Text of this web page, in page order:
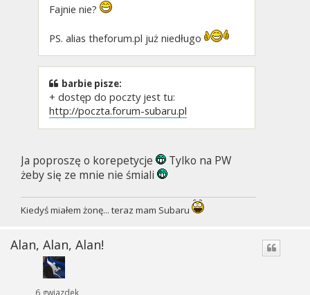
Fajnie nie?
PS. alias theforum.pl już niedługo
barbie pisze:
+ dostęp do poczty jest tu:
http://poczta.forum-subaru.pl
Ja poproszę o korepetycje
Tylko na PW
żeby się ze mnie nie śmiali
Kiedyś miałem żonę... teraz mam Subaru
Alan, Alan, Alan!
6 gwiazdek